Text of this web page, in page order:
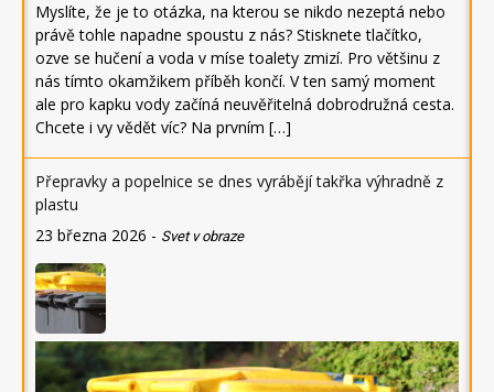
Myslíte, že je to otázka, na kterou se nikdo nezeptá nebo
právě tohle napadne spoustu z nás? Stisknete tlačítko,
ozve se hučení a voda v míse toalety zmizí. Pro většinu z
nás tímto okamžikem příběh končí. V ten samý moment
ale pro kapku vody začíná neuvěřitelná dobrodružná cesta.
Chcete i vy vědět víc? Na prvním […]
Přepravky a popelnice se dnes vyrábějí takřka výhradně z
plastu
23 března 2026 - Svet v obraze